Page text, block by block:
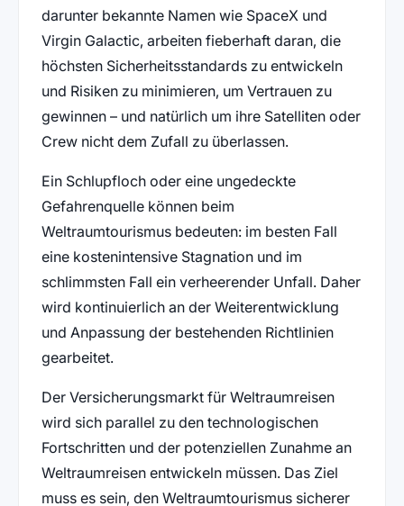
darunter bekannte Namen wie SpaceX und
Virgin Galactic, arbeiten fieberhaft daran, die
höchsten Sicherheitsstandards zu entwickeln
und Risiken zu minimieren, um Vertrauen zu
gewinnen – und natürlich um ihre Satelliten oder
Crew nicht dem Zufall zu überlassen.
Ein Schlupfloch oder eine ungedeckte
Gefahrenquelle können beim
Weltraumtourismus bedeuten: im besten Fall
eine kostenintensive Stagnation und im
schlimmsten Fall ein verheerender Unfall. Daher
wird kontinuierlich an der Weiterentwicklung
und Anpassung der bestehenden Richtlinien
gearbeitet.
Der Versicherungsmarkt für Weltraumreisen
wird sich parallel zu den technologischen
Fortschritten und der potenziellen Zunahme an
Weltraumreisen entwickeln müssen. Das Ziel
muss es sein, den Weltraumtourismus sicherer